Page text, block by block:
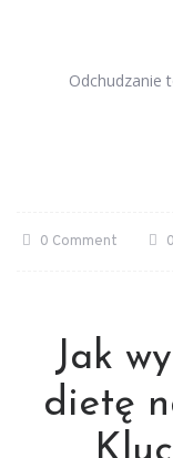
Odchudzanie
0 Comment 0
Jak
dietę